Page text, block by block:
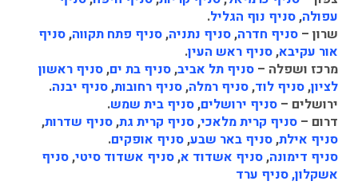
עפולה, סניף נוף הגליל.
שרון – סניף חדרה, סניף נתניה, סניף פתח תקווה, סניף
אור עקיבא, סניף ראש העין.
מרכז ושפלה – סניף תל אביב, סניף בת ים, סניף ראשון
לציון, סניף לוד, סניף רמלה, סניף רחובות, סניף יבנה.
ירושלים – סניף ירושלים, סניף בית שמש.
דרום – סניף קרית מלאכי, סניף קרית גת, סניף שדרות,
סניף אילת, סניף באר שבע, סניף אופקים.
סניף דימונה, סניף אשדוד א, סניף אשדוד סיטי, סניף
אשקלון, סניף ערד